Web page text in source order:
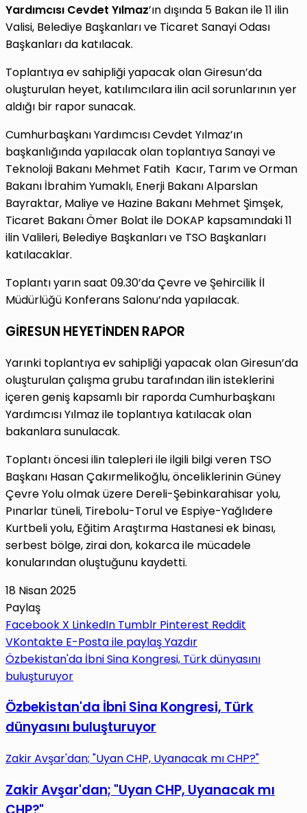
Yardımcısı Cevdet Yılmaz’ın dışında 5 Bakan ile 11 ilin
Valisi, Belediye Başkanları ve Ticaret Sanayi Odası
Başkanları da katılacak.
Toplantıya ev sahipliği yapacak olan Giresun’da
oluşturulan heyet, katılımcılara ilin acil sorunlarının yer
aldığı bir rapor sunacak.
Cumhurbaşkanı Yardımcısı Cevdet Yılmaz’ın
başkanlığında yapılacak olan toplantıya Sanayi ve
Teknoloji Bakanı Mehmet Fatih Kacır, Tarım ve Orman
Bakanı İbrahim Yumaklı, Enerji Bakanı Alparslan
Bayraktar, Maliye ve Hazine Bakanı Mehmet Şimşek,
Ticaret Bakanı Ömer Bolat ile DOKAP kapsamındaki 11
ilin Valileri, Belediye Başkanları ve TSO Başkanları
katılacaklar.
Toplantı yarın saat 09.30’da Çevre ve Şehircilik İl
Müdürlüğü Konferans Salonu’nda yapılacak.
GİRESUN HEYETİNDEN RAPOR
Yarınki toplantıya ev sahipliği yapacak olan Giresun’da
oluşturulan çalışma grubu tarafından ilin isteklerini
içeren geniş kapsamlı bir raporda Cumhurbaşkanı
Yardımcısı Yılmaz ile toplantıya katılacak olan
bakanlara sunulacak.
Toplantı öncesi ilin talepleri ile ilgili bilgi veren TSO
Başkanı Hasan Çakırmelikoğlu, önceliklerinin Güney
Çevre Yolu olmak üzere Dereli-Şebinkarahisar yolu,
Pınarlar tüneli, Tirebolu-Torul ve Espiye-Yağlıdere
Kurtbeli yolu, Eğitim Araştırma Hastanesi ek binası,
serbest bölge, zirai don, kokarca ile mücadele
konularından oluştuğunu kaydetti.
18 Nisan 2025
Paylaş
Facebook X LinkedIn Tumblr Pinterest Reddit
VKontakte E-Posta ile paylaşYazdır
Özbekistan'da İbni Sina Kongresi, Türk dünyasını
buluşturuyor
Özbekistan'da İbni Sina Kongresi, Türk
dünyasını buluşturuyor
Zakir Avşar'dan; "Uyan CHP, Uyanacak mı CHP?"
Zakir Avşar'dan; "Uyan CHP, Uyanacak mı